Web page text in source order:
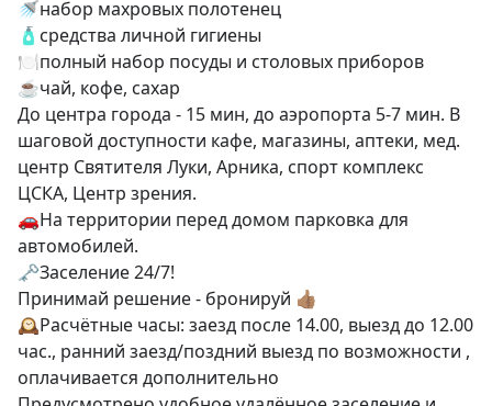
🚿набор махровых полотенец
🧴средства личной гигиены
🍽полный набор посуды и столовых приборов
☕️чай, кофе, сахар
До центра города - 15 мин, до аэропорта 5-7 мин. В
шаговой доступности кафе, магазины, аптеки, мед.
центр Святителя Луки, Арника, спорт комплекс
ЦСКА, Центр зрения.
🚗На территории перед домом парковка для
автомобилей.
🗝Заселение 24/7!
Принимай решение - бронируй 👍🏽
🕰️Расчётные часы: заезд после 14.00, выезд до 12.00
час., ранний заезд/поздний выезд по возможности ,
оплачивается дополнительно